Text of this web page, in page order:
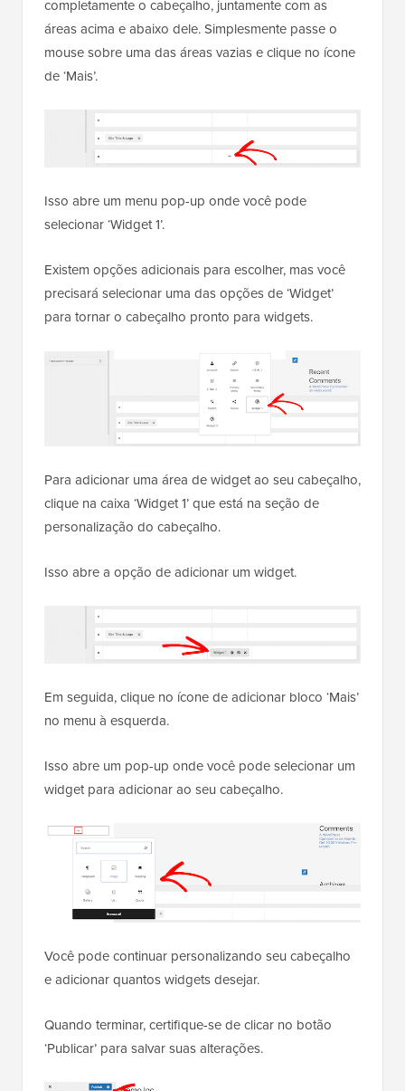
completamente o cabeçalho, juntamente com as
áreas acima e abaixo dele. Simplesmente passe o
mouse sobre uma das áreas vazias e clique no ícone
de ‘Mais’.
Isso abre um menu pop-up onde você pode
selecionar ‘Widget 1’.
Existem opções adicionais para escolher, mas você
precisará selecionar uma das opções de ‘Widget’
para tornar o cabeçalho pronto para widgets.
Para adicionar uma área de widget ao seu cabeçalho,
clique na caixa ‘Widget 1’ que está na seção de
personalização do cabeçalho.
Isso abre a opção de adicionar um widget.
Em seguida, clique no ícone de adicionar bloco ‘Mais’
no menu à esquerda.
Isso abre um pop-up onde você pode selecionar um
widget para adicionar ao seu cabeçalho.
Você pode continuar personalizando seu cabeçalho
e adicionar quantos widgets desejar.
Quando terminar, certifique-se de clicar no botão
‘Publicar’ para salvar suas alterações.